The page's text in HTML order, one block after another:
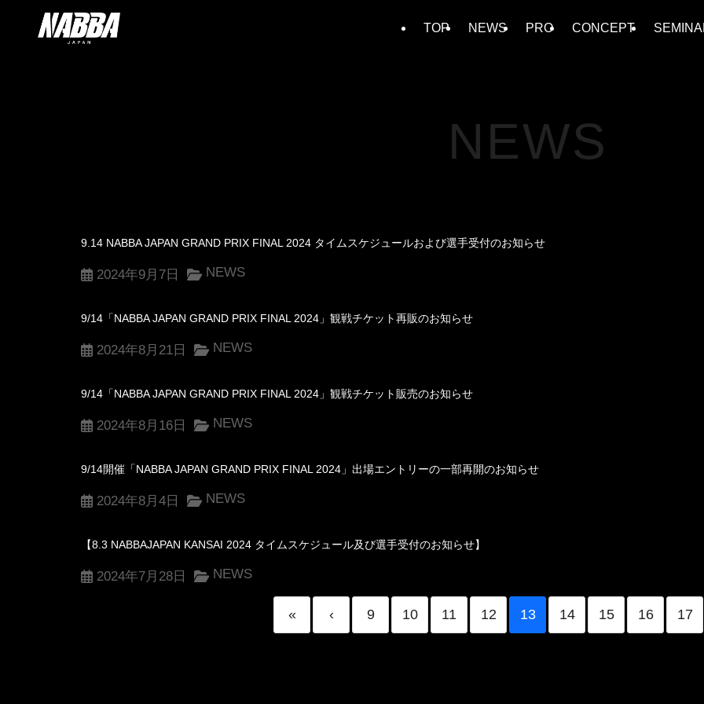
TOP NEWS PRO CONCEPT
NEWS
9.14 NABBA JAPAN GRAND PRIX FINAL 2024 タイムスケジュールおよび選手受付のお知らせ
2024年9月7日 NEWS
9/14「NABBA JAPAN GRAND PRIX FINAL 2024」観戦チケット再販のお知らせ
2024年8月21日 NEWS
9/14「NABBA JAPAN GRAND PRIX FINAL 2024」観戦チケット販売のお知らせ
2024年8月16日 NEWS
9/14開催「NABBA JAPAN GRAND PRIX FINAL 2024」出場エントリーの一部再開のお知らせ
2024年8月4日 NEWS
【8.3 NABBAJAPAN KANSAI 2024 タイムスケジュール及び選手受付のお知らせ】
2024年7月28日 NEWS
« ‹ 9 10 11 12 13 14 15 16 17